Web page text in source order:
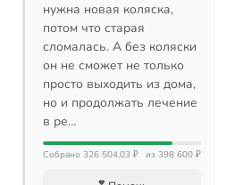
нужна новая коляска,
потом что старая
сломалась. А без коляски
он не сможет не только
просто выходить из дома,
но и продолжать лечение
в ре…
Собрано 326 504,03 ₽ из 398 600 ₽